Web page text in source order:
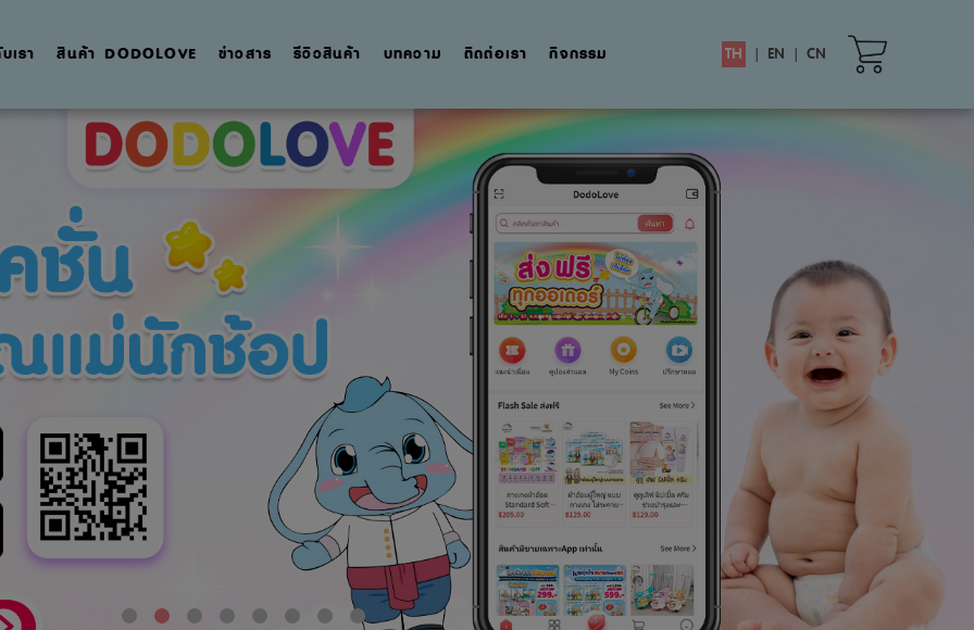
เรา สินค้า DODOLOVE ข่าวสาร รีวิวสินค้า บทความ ติดต่อเรา กิจกรรม TH | EN | CN